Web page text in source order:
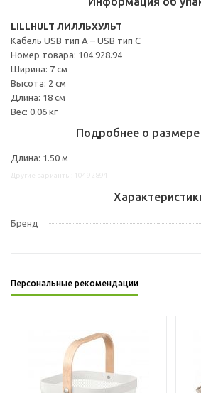
LILLHULT ЛИЛЛЬХУЛЬТ
Кабель USB тип А – USB тип С
Номер товара: 104.928.94
Ширина: 7 см
Высота: 2 см
Длина: 18 см
Вес: 0.06 кг
Подробнее о размере
Длина: 1.50 м
Бренд
Персональные рекомендации